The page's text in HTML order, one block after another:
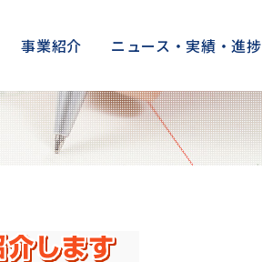
事業紹介 ニュース・実績・進捗